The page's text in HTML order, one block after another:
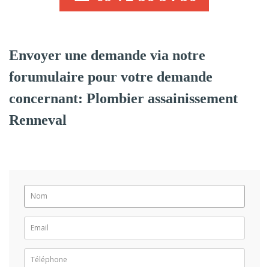
Envoyer une demande via notre
forumulaire pour votre demande
concernant: Plombier assainissement
Renneval